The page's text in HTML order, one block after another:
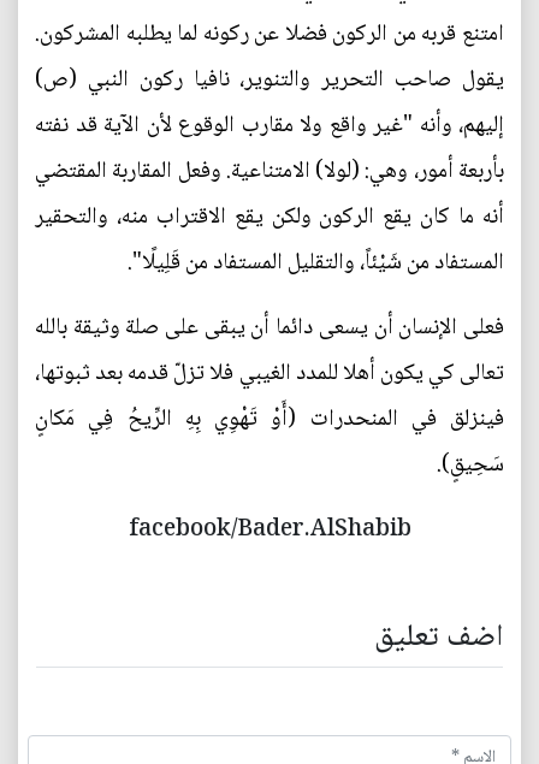
امتنع قربه من الركون فضلا عن ركونه لما يطلبه المشركون.
يقول صاحب التحرير والتنوير، نافيا ركون النبي‏ (ص)
إليهم، وأنه "غير واقع ولا مقارب الوقوع لأن الآية قد نفته
بأربعة أمور، وهي: (لولا) الامتناعية. وفعل المقاربة المقتضي
أنه ما كان يقع الركون ولكن يقع الاقتراب منه، والتحقير
المستفاد من شَيْئاً، والتقليل المستفاد من قَلِيلًا".
فعلى الإنسان أن يسعى دائما أن يبقى على صلة وثيقة بالله
تعالى كي يكون أهلا للمدد الغيبي فلا تزلّ قدمه بعد ثبوتها،
فينزلق في المنحدرات (أَوْ تَهْوِي بِهِ الرِّيحُ فِي مَكانٍ
سَحِيقٍ).
facebook/Bader.AlShabib
اضف تعليق